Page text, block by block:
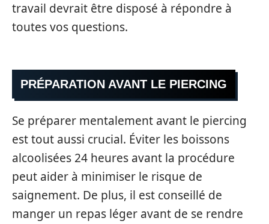
travail devrait être disposé à répondre à
toutes vos questions.
PRÉPARATION AVANT LE PIERCING
Se préparer mentalement avant le piercing
est tout aussi crucial. Éviter les boissons
alcoolisées 24 heures avant la procédure
peut aider à minimiser le risque de
saignement. De plus, il est conseillé de
manger un repas léger avant de se rendre